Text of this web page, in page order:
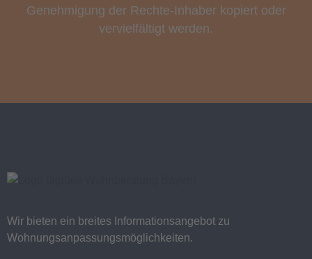
Genehmigung der Rechte-Inhaber kopiert oder
vervielfältigt werden.
Wir bieten ein breites Informationsangebot zu
Wohnungsanpassungsmöglichkeiten.